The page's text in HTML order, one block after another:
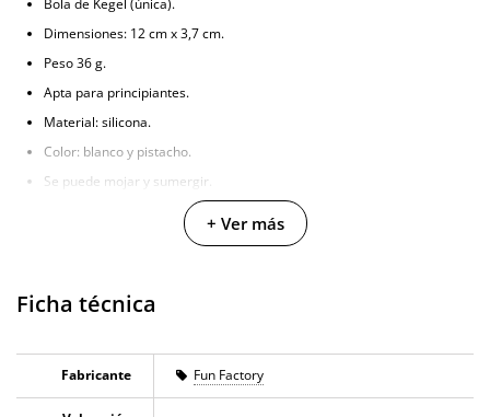
Bola de Kegel (única).
Dimensiones: 12 cm x 3,7 cm.
Peso 36 g.
Apta para principiantes.
Material: silicona.
Color: blanco y pistacho.
Se puede mojar y sumergir.
Práctico cordón de inserción/extracción.
+ Ver más
Ficha técnica
Fabricante Fun Factory